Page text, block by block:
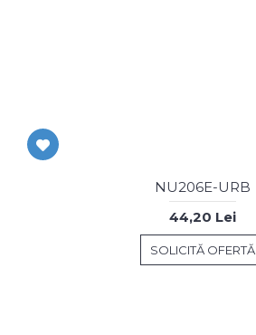
NU206E-URB
44,20 Lei
SOLICITĂ OFERTĂ